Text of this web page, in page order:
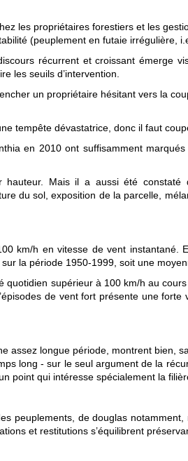
les propriétaires forestiers et les
(peuplement en futaie irrégulière,
récurrent et croissant émerge
les seuils d’intervention.
un propriétaire hésitant vers la
tempête dévastatrice, donc il faut
en 2010 ont suffisamment
Mais il a aussi été constaté
du sol, exposition de la parcelle,
km/h en vitesse de vent instantané.
la période 1950-1999, soit une
supérieur à 100 km/h au
de vent fort présente une
longue période, montrent bien,
long - sur le seul argument de la
point qui intéresse spécialement la
peuplements, de douglas notamment,
et restitutions s’équilibrent